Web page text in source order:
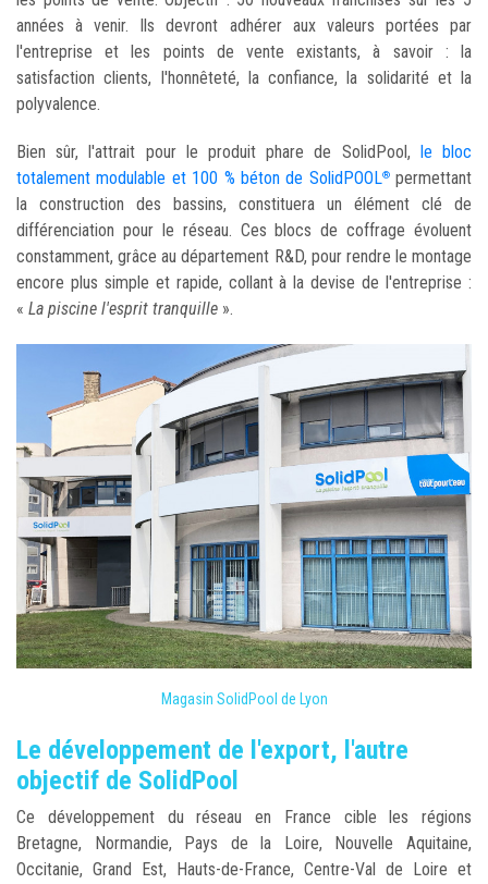
années à venir. Ils devront adhérer aux valeurs portées par
l'entreprise et les points de vente existants, à savoir : la
satisfaction clients, l'honnêteté, la confiance, la solidarité et la
polyvalence.
Bien sûr, l'attrait pour le produit phare de SolidPool, le bloc
totalement modulable et 100 % béton de SolidPOOL®permettant
la construction des bassins, constituera un élément clé de
différenciation pour le réseau. Ces blocs de coffrage évoluent
constamment, grâce au département R&D, pour rendre le montage
encore plus simple et rapide, collant à la devise de l'entreprise :
« La piscine l'esprit tranquille ».
Magasin SolidPool de Lyon
Le développement de l'export, l'autre
objectif de SolidPool
Ce développement du réseau en France cible les régions
Bretagne, Normandie, Pays de la Loire, Nouvelle Aquitaine,
Occitanie, Grand Est, Hauts-de-France, Centre-Val de Loire et